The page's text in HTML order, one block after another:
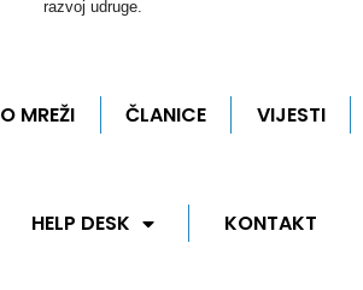
razvoj udruge.
O MREŽI ČLANICE VIJESTI
HELP DESK KONTAKT